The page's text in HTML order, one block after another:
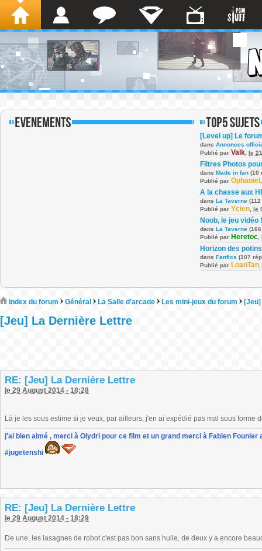
[Level up] Le
dans Annonces
Publié par Valk le
Filtres Photos
dans Made in fan (10
Publié par Ophaniel
A la chasse aux
dans La Taverne
Publié par Ycien le
Noob, le jeu vidéo !
dans La Taverne
Publié par Heretoc
Horizon des potins
dans Fanfics (107
Publié par LoanTan
Index du forum Général La Salle d'arcade Les mini-jeux du forum
[Jeu] La Dernière Lettre
RE: [Jeu] La Dernière Lettre
le 29 August 2014 - 18:28
Là je les sous estime si je veux, par ailleurs, j'en ai expédié pas mal sous forme
j'ai bien aimé , merci à Olydri pour ce film et un grand merci à Fabien
#jugetenshi
RE: [Jeu] La Dernière Lettre
le 29 August 2014 - 18:29
De une, les lasagnes de robot c'est pas bon sans huile, de deux y a encore